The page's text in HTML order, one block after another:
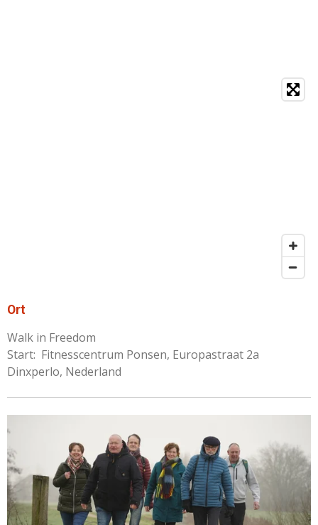
Ort
Walk in Freedom
Start: Fitnesscentrum Ponsen, Europastraat 2a
Dinxperlo, Nederland